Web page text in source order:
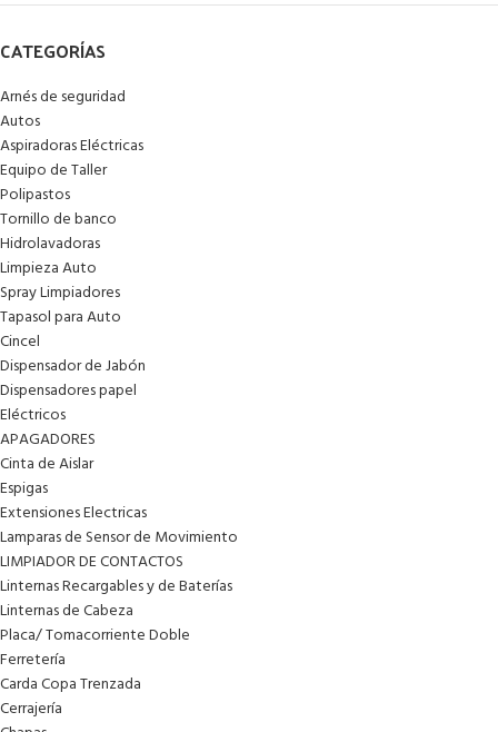
CATEGORÍAS
Arnés de seguridad
Autos
Aspiradoras Eléctricas
Equipo de Taller
Polipastos
Tornillo de banco
Hidrolavadoras
Limpieza Auto
Spray Limpiadores
Tapasol para Auto
Cincel
Dispensador de Jabón
Dispensadores papel
Eléctricos
APAGADORES
Cinta de Aislar
Espigas
Extensiones Electricas
Lamparas de Sensor de Movimiento
LIMPIADOR DE CONTACTOS
Linternas Recargables y de Baterías
Linternas de Cabeza
Placa/ Tomacorriente Doble
Ferretería
Carda Copa Trenzada
Cerrajería